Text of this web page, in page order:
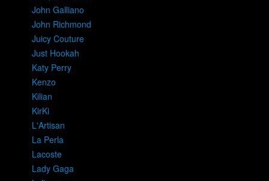
John Galliano
John Richmond
Juicy Couture
Just Hookah
Katy Perry
Kenzo
Kilian
KirKi
L'Artisan
La Perla
Lacoste
Lady Gaga